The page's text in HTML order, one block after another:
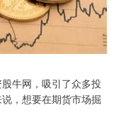
牛网，吸引了众多投
，想要在期货市场掘